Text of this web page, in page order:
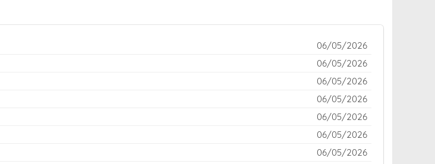
06/05/2026
06/05/2026
06/05/2026
06/05/2026
06/05/2026
06/05/2026
06/05/2026